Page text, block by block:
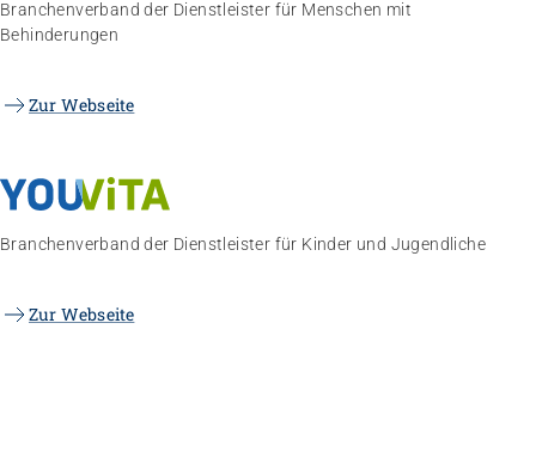
Branchenverband der Dienstleister für Menschen mit
Behinderungen
Zur Webseite
Branchenverband der Dienstleister für Kinder und Jugendliche
Zur Webseite